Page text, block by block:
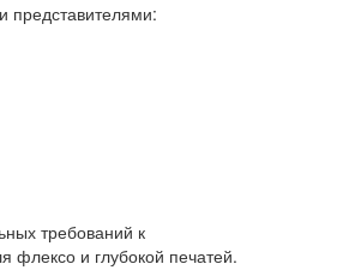
представителями:
требований к
и глубокой печатей.